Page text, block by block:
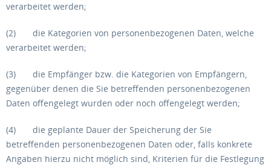
verarbeitet werden;
(2) die Kategorien von personenbezogenen Daten, welche
verarbeitet werden;
(3) die Empfänger bzw. die Kategorien von Empfängern,
gegenüber denen die Sie betreffenden personenbezogenen
Daten offengelegt wurden oder noch offengelegt werden;
(4) die geplante Dauer der Speicherung der Sie
betreffenden personenbezogenen Daten oder, falls konkrete
Angaben hierzu nicht möglich sind, Kriterien für die Festlegung